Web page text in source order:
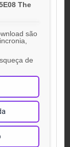
The
são
de